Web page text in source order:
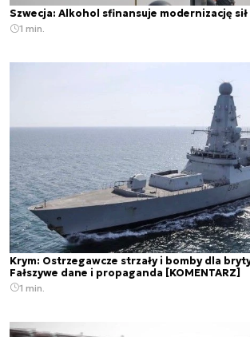
Szwecja: Alkohol sfinansuje modernizację
1 min.
Krym: Ostrzegawcze strzały i bomby dla
Fałszywe dane i propaganda [KOMENTARZ]
1 min.